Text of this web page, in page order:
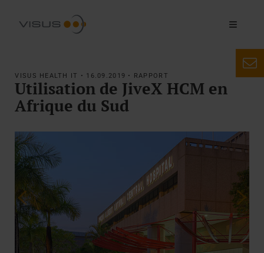
VISUS HEALTH IT • 16.09.2019 • RAPPORT
Utilisation de JiveX HCM en
Afrique du Sud